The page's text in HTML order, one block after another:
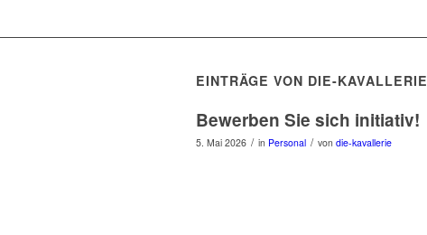
EINTRÄGE VON DIE-KAVALLERIE
Bewerben Sie sich initiativ!
5. Mai 2026 / in Personal / von die-kavallerie